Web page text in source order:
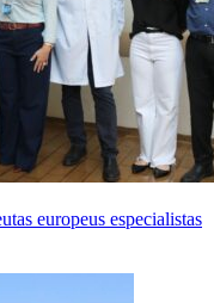
europeus especialistas